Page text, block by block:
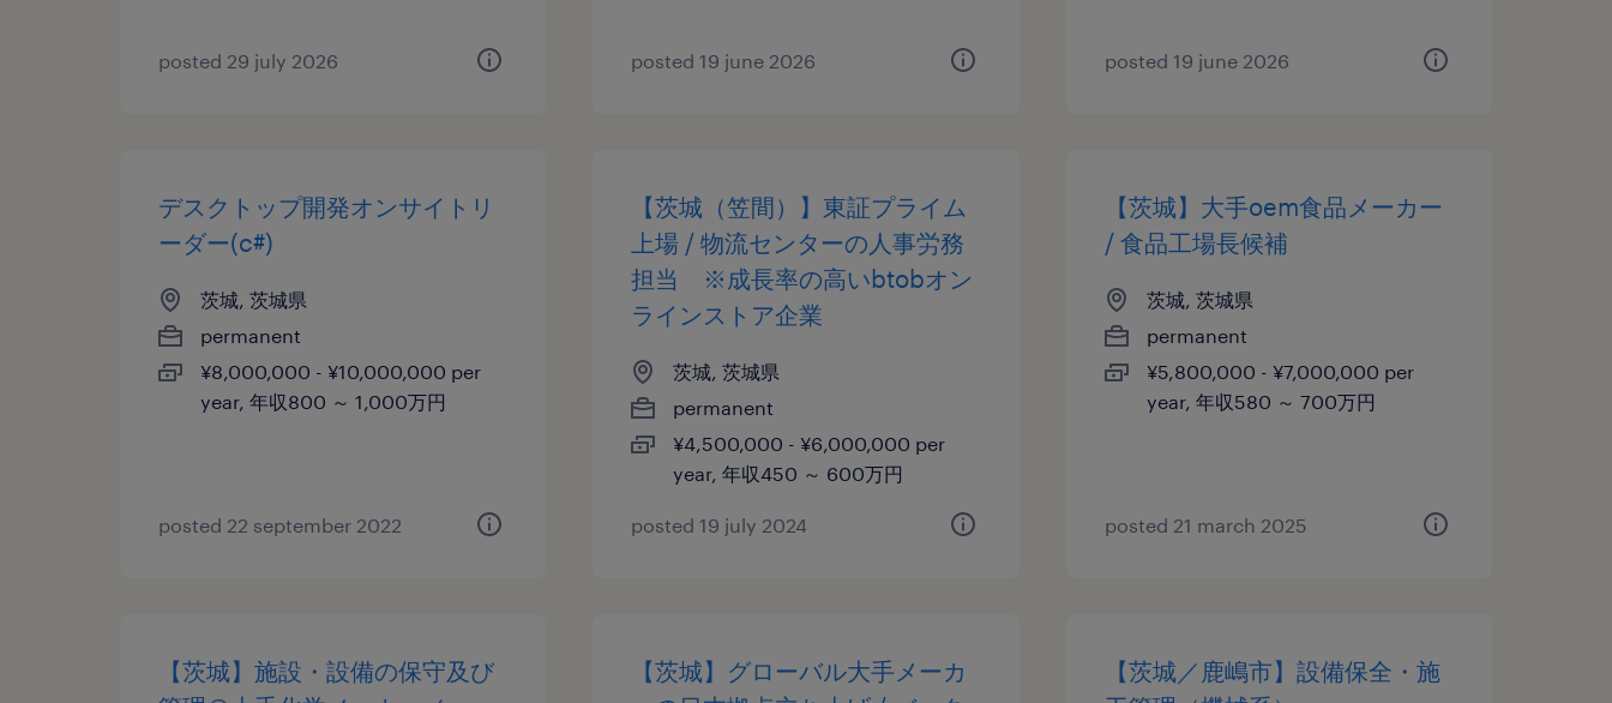
posted 29 july 2026 posted 19 june 2026 posted 19 june 2026
デスクトップ開発オンサイトリ
ーダー(c#)
茨城, 茨城県
permanent
¥8,000,000 - ¥10,000,000 per
year, 年収800 ～ 1,000万円
posted 22 september 2022
【茨城（笠間）】東証プライム
上場 / 物流センターの人事労務
担当 ※成長率の高いbtobオン
ラインストア企業
茨城, 茨城県
permanent
¥4,500,000 - ¥6,000,000 per
year, 年収450 ～ 600万円
posted 19 july 2024
【茨城】大手oem食品メーカー
/ 食品工場長候補
茨城, 茨城県
permanent
¥5,800,000 - ¥7,000,000 per
year, 年収580 ～ 700万円
posted 21 march 2025
【茨城】施設・設備の保守及び
【茨城】グローバル大手メーカ
【茨城／鹿嶋市】設備保全・施